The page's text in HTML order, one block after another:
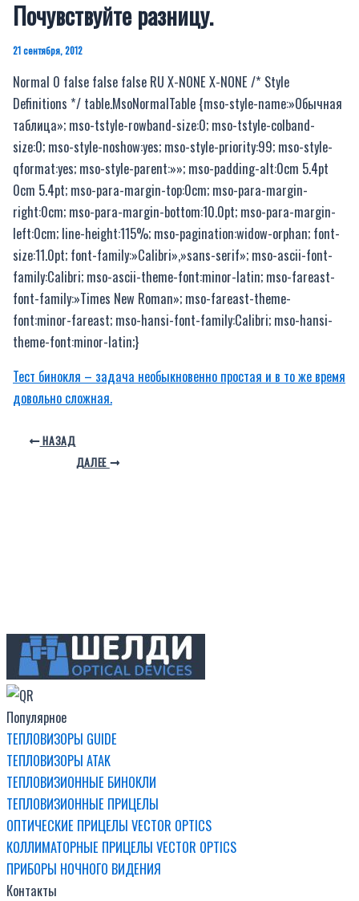
Почувствуйте разницу.
21 сентября, 2012
Normal 0 false false false RU X-NONE X-NONE /* Style
Definitions */ table.MsoNormalTable {mso-style-name:»Обычная
таблица»; mso-tstyle-rowband-size:0; mso-tstyle-colband-
size:0; mso-style-noshow:yes; mso-style-priority:99; mso-style-
qformat:yes; mso-style-parent:»»; mso-padding-alt:0cm 5.4pt
0cm 5.4pt; mso-para-margin-top:0cm; mso-para-margin-
right:0cm; mso-para-margin-bottom:10.0pt; mso-para-margin-
left:0cm; line-height:115%; mso-pagination:widow-orphan; font-
size:11.0pt; font-family:»Calibri»,»sans-serif»; mso-ascii-font-
family:Calibri; mso-ascii-theme-font:minor-latin; mso-fareast-
font-family:»Times New Roman»; mso-fareast-theme-
font:minor-fareast; mso-hansi-font-family:Calibri; mso-hansi-
theme-font:minor-latin;}
Тест бинокля – задача необыкновенно простая и в то же время
довольно сложная.
НАЗАД
ДАЛЕЕ
Популярное
ТЕПЛОВИЗОРЫ GUIDE
ТЕПЛОВИЗОРЫ ATAK
ТЕПЛОВИЗИОННЫЕ БИНОКЛИ
ТЕПЛОВИЗИОННЫЕ ПРИЦЕЛЫ
ОПТИЧЕСКИЕ ПРИЦЕЛЫ VECTOR OPTICS
КОЛЛИМАТОРНЫЕ ПРИЦЕЛЫ VECTOR OPTICS
ПРИБОРЫ НОЧНОГО ВИДЕНИЯ
Контакты